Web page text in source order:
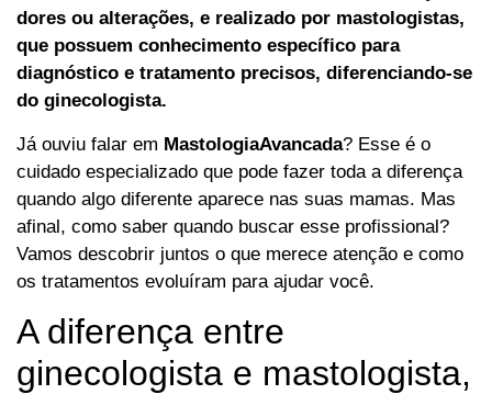
dores ou alterações, e realizado por mastologistas,
que possuem conhecimento específico para
diagnóstico e tratamento precisos, diferenciando-se
do ginecologista.
Já ouviu falar em MastologiaAvancada? Esse é o
cuidado especializado que pode fazer toda a diferença
quando algo diferente aparece nas suas mamas. Mas
afinal, como saber quando buscar esse profissional?
Vamos descobrir juntos o que merece atenção e como
os tratamentos evoluíram para ajudar você.
A diferença entre
ginecologista e mastologista,